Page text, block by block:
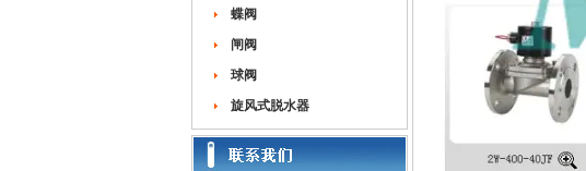
蝶阀
闸阀
球阀
旋风式脱水器